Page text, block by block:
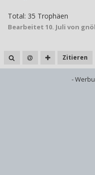
Total: 35 Trophäen
Bearbeitet 10. Juli von
Zitieren
-